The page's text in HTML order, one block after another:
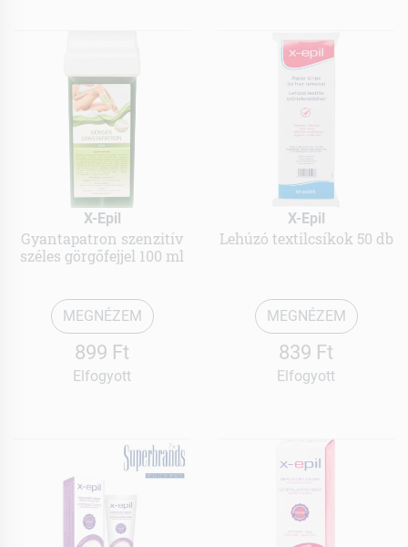
X-Epil
Gyantapatron szenzitív
széles görgőfejjel 100 ml
MEGNÉZEM
899 Ft
Elfogyott
X-Epil
Lehúzó textilcsíkok 50 db
MEGNÉZEM
839 Ft
Elfogyott